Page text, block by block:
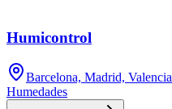
Humicontrol
Barcelona, Madrid, Valencia
Humedades